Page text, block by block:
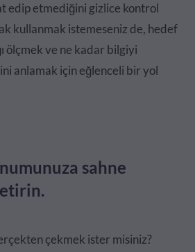
edip etmediğini gizlice kontrol
kullanmak istemeseniz de, hedef
ölçmek ve ne kadar bilgiyi
anlamak için eğlenceli bir yol
sahne
çekmek ister misiniz?